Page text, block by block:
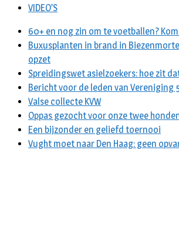
VIDEO’S
60+ en nog zin om te voetballen?
Buxusplanten in brand in
opzet
Spreidingswet asielzoekers: hoe zit
Bericht voor de leden van Vereniging
Valse collecte KVW
Oppas gezocht voor onze twee
Een bijzonder en geliefd toernooi
Vught moet naar Den Haag: geen